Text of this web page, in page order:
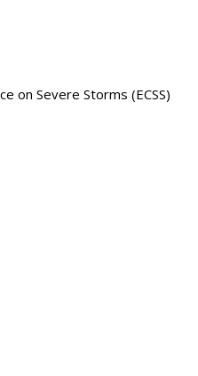
on Severe Storms (ECSS)